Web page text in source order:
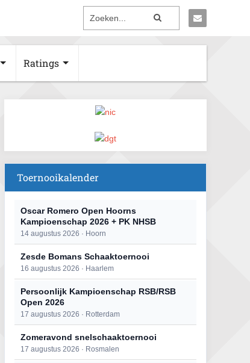
Ratings
Toernooikalender
Oscar Romero Open Hoorns
Kampioenschap 2026 + PK NHSB
14 augustus 2026 · Hoorn
Zesde Bomans Schaaktoernooi
16 augustus 2026 · Haarlem
Persoonlijk Kampioenschap RSB/RSB
Open 2026
17 augustus 2026 · Rotterdam
Zomeravond snelschaaktoernooi
17 augustus 2026 · Rosmalen